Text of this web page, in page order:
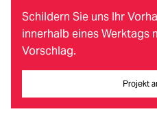
Schildern Sie uns Ihr
innerhalb eines Werktags
Vorschlag.
Projekt